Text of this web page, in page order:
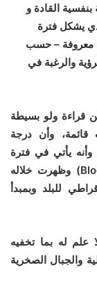
القادة و
يشكل فترة
معروفة – حسب
والرغبة في
قراءة ولو بسيطة
وأن درجة
وأنه يأتي في فترة
فراغ حكومي هندسه “البلوكاجيون”، (Bloqueurs) وظهرت خلاله
للبلد وبمبدأ
له بما تخفيه
والجبال الصخرية